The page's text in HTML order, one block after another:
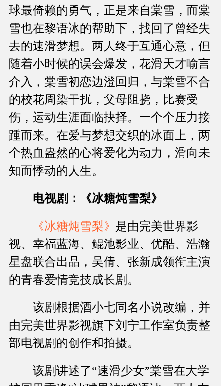
球最倚赖的勇气，正是来自棠雪，而棠
雪也在黎语冰的帮助下，找回了曾经失
去的速滑梦想。两人终于互通心意，但
随着小时候的误会爆发，花滑天才喻言
介入，棠雪初恋边澄回归，与棠雪不合
的校花周染干扰，父母阻挠，比赛受
伤，运动生涯面临抉择。一个个压力接
踵而来。在爱与梦想交织的冰面上，两
个热血盎然的心将爱化为动力，滑向未
知而悸动的人生。
电视剧：《冰糖炖雪梨》
《冰糖炖雪梨》 是由完美世界影
视、幸福蓝海、鲲池影业、优酷、浩瀚
星盘联合出品，吴倩、张新成领衔主演
的青春爱情竞技成长剧。
该剧根据酒小七同名小说改编，并
由完美世界影视旗下刘宁工作室负责整
部电视剧的创作和拍摄。
该剧讲述了“速滑少女”棠雪在大学